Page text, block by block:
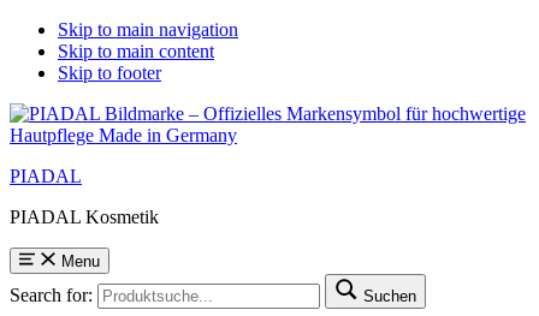
Skip to main navigation
Skip to main content
Skip to footer
PIADAL
PIADAL Kosmetik
Menu
Search for: Suchen